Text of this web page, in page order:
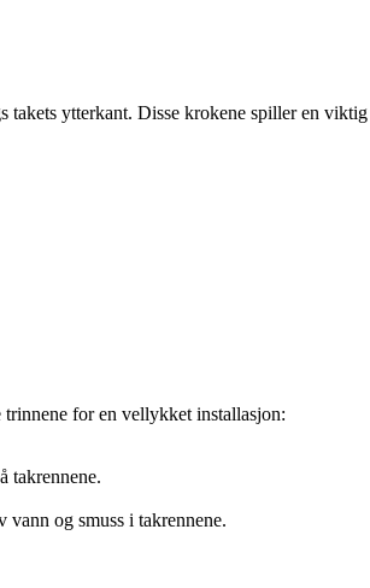
ytterkant. Disse krokene spiller en
trinnene for en vellykket installasjon:
takrennene.
vann og smuss i takrennene.